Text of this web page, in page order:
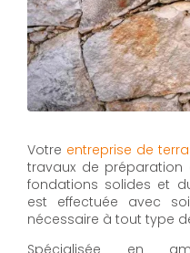
Votre entreprise de
travaux de
fondations solides et
est effectuée avec
nécessaire à tout type